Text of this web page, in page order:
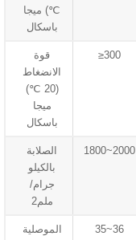
℃) ميجا
باسكال
قوة
الانضغاط
(20 ℃)
ميجا
باسكال
≥300
الصلابة
بالكيلو
جرام/
ملم2
1800~2000
الموصلية
35~36